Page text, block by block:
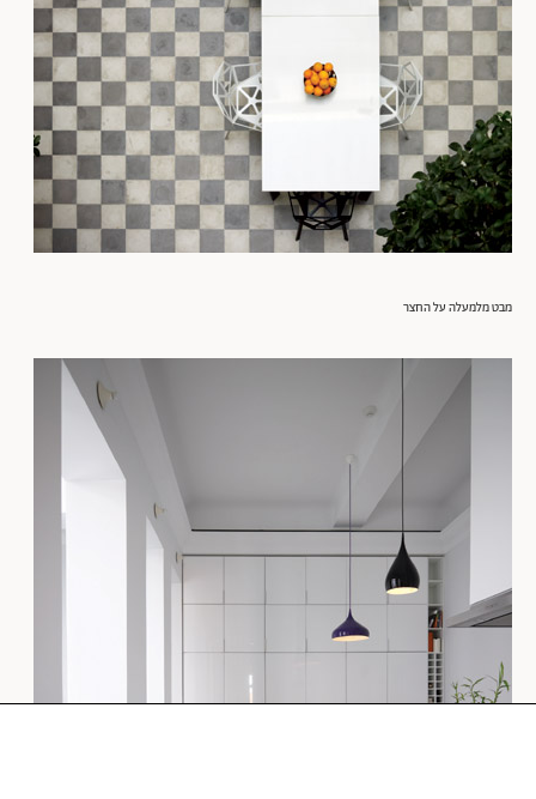
מבט מלמעלה על החצר